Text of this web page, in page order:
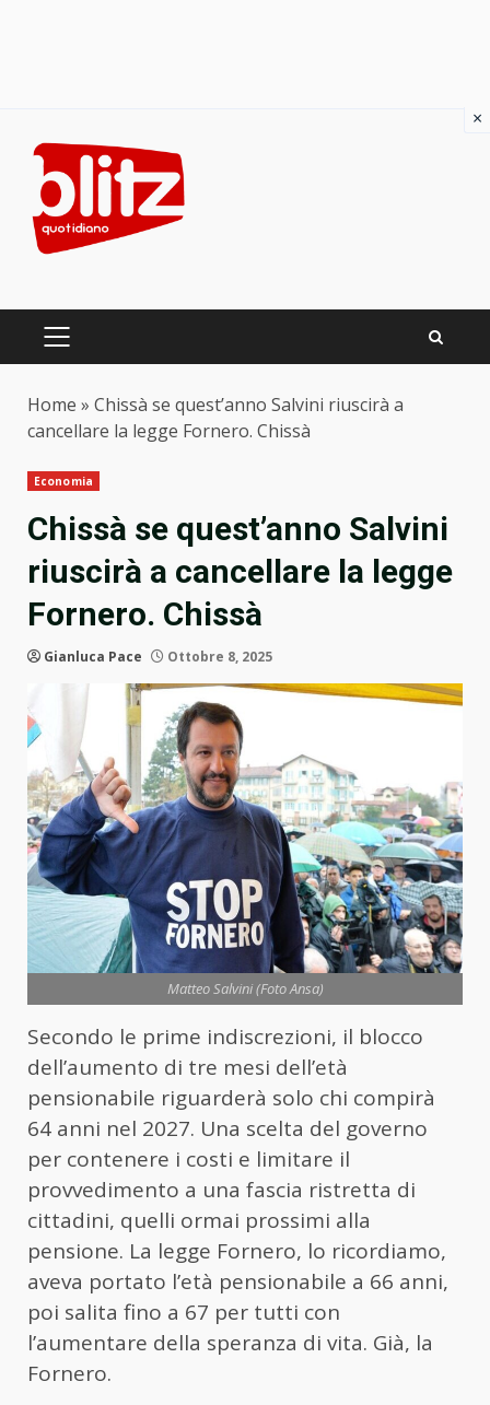
content
PRIMARY
Home » Chissà se quest’anno Salvini riuscirà a
cancellare la legge Fornero. Chissà
Economia
Chissà se quest’anno Salvini
riuscirà a cancellare la legge
Fornero. Chissà
Gianluca Pace Ottobre 8, 2025
Matteo Salvini (Foto Ansa)
Secondo le prime indiscrezioni, il blocco
dell’aumento di tre mesi dell’età
pensionabile riguarderà solo chi compirà
64 anni nel 2027. Una scelta del governo
per contenere i costi e limitare il
provvedimento a una fascia ristretta di
cittadini, quelli ormai prossimi alla
pensione. La legge Fornero, lo ricordiamo,
aveva portato l’età pensionabile a 66 anni,
poi salita fino a 67 per tutti con
l’aumentare della speranza di vita. Già, la
Fornero.
×